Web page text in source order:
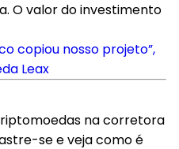
O valor do investimento
copiou nosso projeto”,
Leax
na corretora
se e veja como é